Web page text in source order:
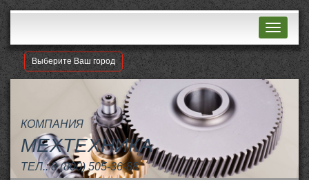
Выберите Ваш город
КОМПАНИЯ
МЕХТЕХНИКА
ТЕЛ.:8 (800) 505-36-88